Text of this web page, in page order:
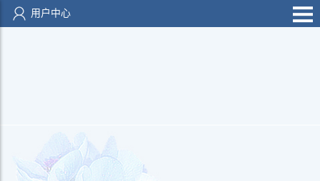
用户中心